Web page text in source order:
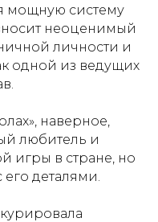
мощную систему
неоценимый
личности и
одной из ведущих
наверное,
любитель и
игры в стране, но
деталями.